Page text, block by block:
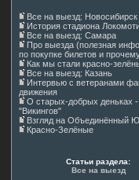
Все на выезд: Новосибирск
История стадиона
Все на выезд: Самара
Про выезда (полезная
по покупке билетов и
Как мы стали красно-
Все на выезд: Казань
Интервью с ветеранами
движения
О старых-добрых деньках
"Викингов"
Взгляд на Объединённый
Красно-Зелёные
Статьи раздела:
Все на выезд